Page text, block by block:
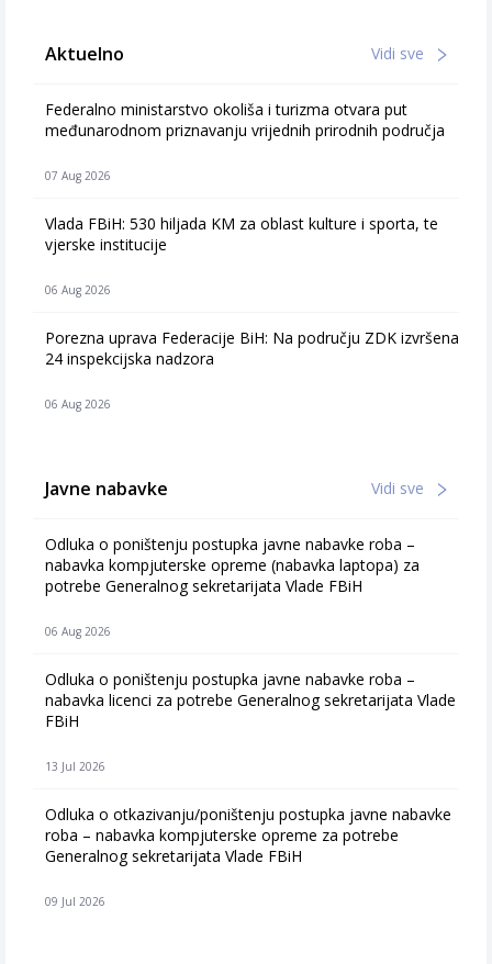
Aktuelno Vidi sve
Federalno ministarstvo okoliša i turizma otvara put
međunarodnom priznavanju vrijednih prirodnih područja
07 Aug 2026
Vlada FBiH: 530 hiljada KM za oblast kulture i sporta, te
vjerske institucije
06 Aug 2026
Porezna uprava Federacije BiH: Na području ZDK izvršena
24 inspekcijska nadzora
06 Aug 2026
Javne nabavke Vidi sve
Odluka o poništenju postupka javne nabavke roba –
nabavka kompjuterske opreme (nabavka laptopa) za
potrebe Generalnog sekretarijata Vlade FBiH
06 Aug 2026
Odluka o poništenju postupka javne nabavke roba –
nabavka licenci za potrebe Generalnog sekretarijata Vlade
FBiH
13 Jul 2026
Odluka o otkazivanju/poništenju postupka javne nabavke
roba – nabavka kompjuterske opreme za potrebe
Generalnog sekretarijata Vlade FBiH
09 Jul 2026